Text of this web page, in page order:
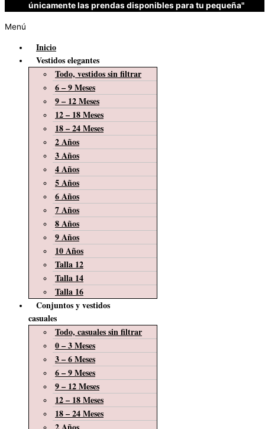
únicamente las prendas disponibles para tu pequeña"
Menú
Inicio
Vestidos elegantes
Todo, vestidos sin filtrar
6 – 9 Meses
9 – 12 Meses
12 – 18 Meses
18 – 24 Meses
2 Años
3 Años
4 Años
5 Años
6 Años
7 Años
8 Años
9 Años
10 Años
Talla 12
Talla 14
Talla 16
Conjuntos y vestidos
casuales
Todo, casuales sin filtrar
0 – 3 Meses
3 – 6 Meses
6 – 9 Meses
9 – 12 Meses
12 – 18 Meses
18 – 24 Meses